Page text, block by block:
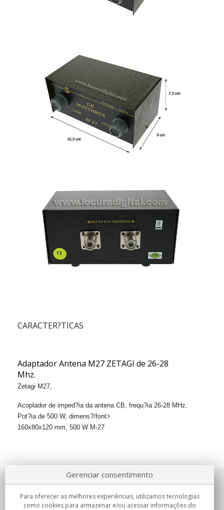
CARACTER?TICAS
Adaptador Antena M27 ZETAGI de 26-28
Mhz.
Zetagi M27,
Acoplador de imped?ia da antena CB, frequ?ia 26-28 MHz,
Pot?ia de 500 W, dimens?/font>
160x80x120 mm, 500 W M-27
Sobre nosotros
Gerenciar consentimento
Para oferecer as melhores experiências, utilizamos tecnologias
como cookies para armazenar e/ou acessar informações do